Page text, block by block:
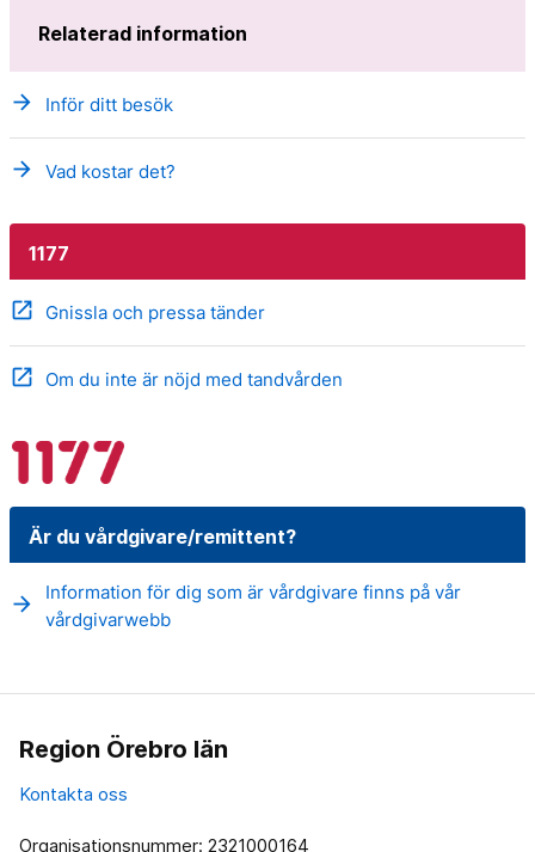
Relaterad information
arrow_forward Inför ditt besök
arrow_forward Vad kostar det?
1177
open_in_new Gnissla och pressa tänder
open_in_new Om du inte är nöjd med tandvården
Är du vårdgivare/remittent?
arrow_forward
Information för dig som är vårdgivare finns på vår
vårdgivarwebb
Region Örebro län
Kontakta oss
Organisationsnummer: 2321000164